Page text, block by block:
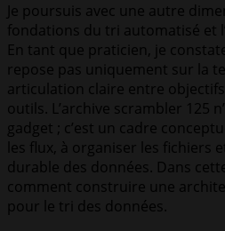
Je poursuis avec une autre
fondations du tri automatisé et
En tant que praticien, je
repose pas uniquement sur la
articulation claire entre
outils. L’archive scrambler 125
gadget ; c’est un cadre
les flux, à organiser les fichiers
durable des données. Dans
comment construire une
pour le tri des données.